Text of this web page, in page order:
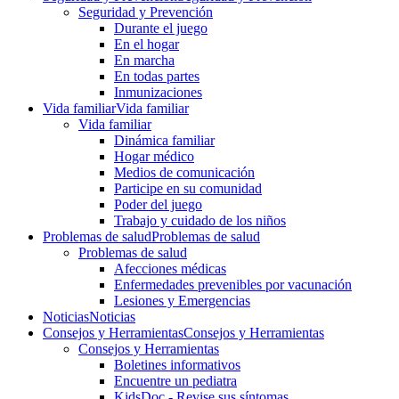
Seguridad y Prevención
Durante el juego
En el hogar
En marcha
En todas partes
Inmunizaciones
Vida familiarVida familiar
Vida familiar
Dinámica familiar
Hogar médico
Medios de comunicación
Participe en su comunidad
Poder del juego
Trabajo y cuidado de los niños
Problemas de saludProblemas de salud
Problemas de salud
Afecciones médicas
Enfermedades prevenibles por vacunación
Lesiones y Emergencias
NoticiasNoticias
Consejos y HerramientasConsejos y Herramientas
Consejos y Herramientas
Boletines informativos
Encuentre un pediatra